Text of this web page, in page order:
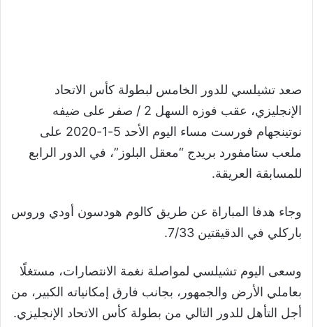
صعد تشيلسي للدور الخامس لبطولة كأس الاتحاد
الإنجليزي، عقب فوزه السهل 2 / صفر على ضيفه
نوتينجهام فورست مساء اليوم الأحد 5-1-2020 على
ملعب ستامفورد بريدج “معقل البلوز”، في الدور الرابع
للمسابقة العريقة.
وجاء هدفا المباراة عن طريق كالوم هودسون أودي وروس
باركلي في الدقيقتين 7/33.
وسعى اليوم تشيلسي لمواصلة نغمة الانتصارات، مستغلًا
بعاملي الأرض والجمهور، بجانب فارق إمكانياته الكبير، من
أجل التأهل للدور التالي من بطولة كأس الاتحاد الإنجليزي.